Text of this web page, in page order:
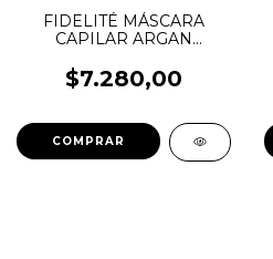
FIDELITÉ MÁSCARA
CAPILAR ARGAN
$7.280,00
COMPRAR